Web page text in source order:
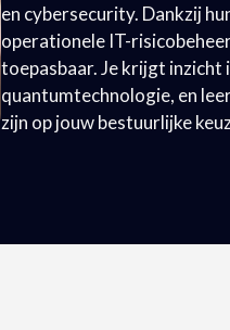
en cybersecurity. Dankzij
operationele IT-
toepasbaar. Je krijgt inzicht
quantumtechnologie, en
zijn op jouw bestuurlijke